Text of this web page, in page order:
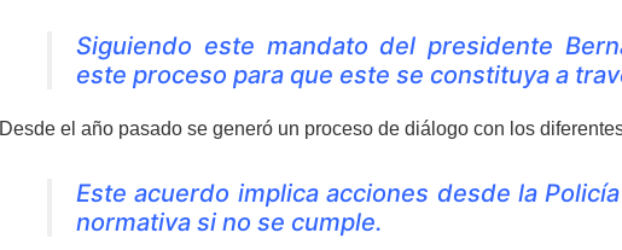
Siguiendo este mandato del presidente
este proceso para que este se constituya a
Desde el año pasado se generó un proceso de diálogo con los
Este acuerdo implica acciones desde la
normativa si no se cumple.